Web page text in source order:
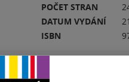
POČET STRAN
DATUM VYDÁNÍ
ISBN